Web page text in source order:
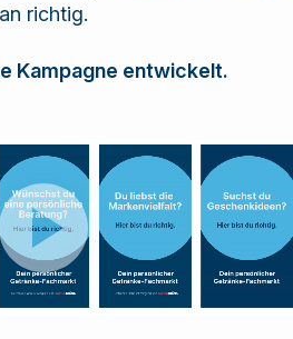
Lösungen und
an.
richtig.
Kampagne entwickelt.